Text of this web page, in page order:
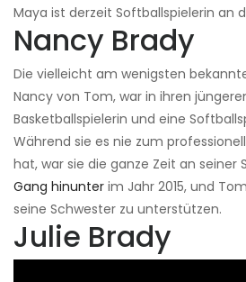
Maya ist derzeit Softballspielerin an
Nancy Brady
Die vielleicht am wenigsten
Nancy von Tom, war in ihren
Basketballspielerin und eine
Während sie es nie zum
hat, war sie die ganze Zeit an seiner
Gang hinunter im Jahr 2015, und
seine Schwester zu unterstützen.
Julie Brady